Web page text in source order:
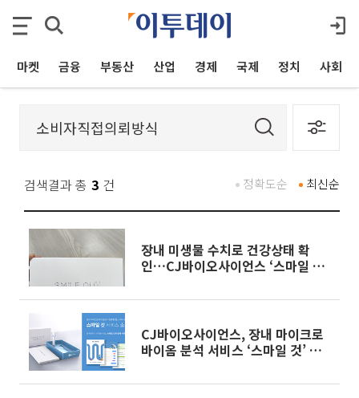
마켓 금융 부동산 산업 경제 국제 정치 사회
검색결과 총 3 건 최신순
정확도순
장내 미생물 수치로 건강상태 확
인…CJ바이오사이언스 ‘스마일 것’
CJ바이오사이언스, 장내 마이크로
바이옴 분석 서비스 ‘스마일 것’ 론